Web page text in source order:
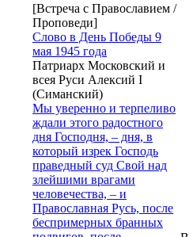
[Встреча с Православием /
Проповеди]
Слово в День Победы 9
мая 1945 года
Патриарх Московский и
всея Руси Алексий I
(Симанский)
Мы уверенно и терпеливо
ждали этого радостного
дня Господня, – дня, в
который изрек Господь
праведный суд Свой над
злейшими врагами
человечества, – и
Православная Русь, после
беспримерных бранных